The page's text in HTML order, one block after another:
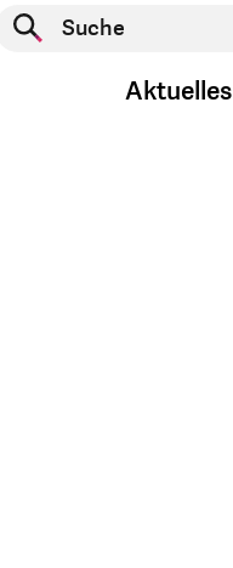
Suche starten
Aktuelles